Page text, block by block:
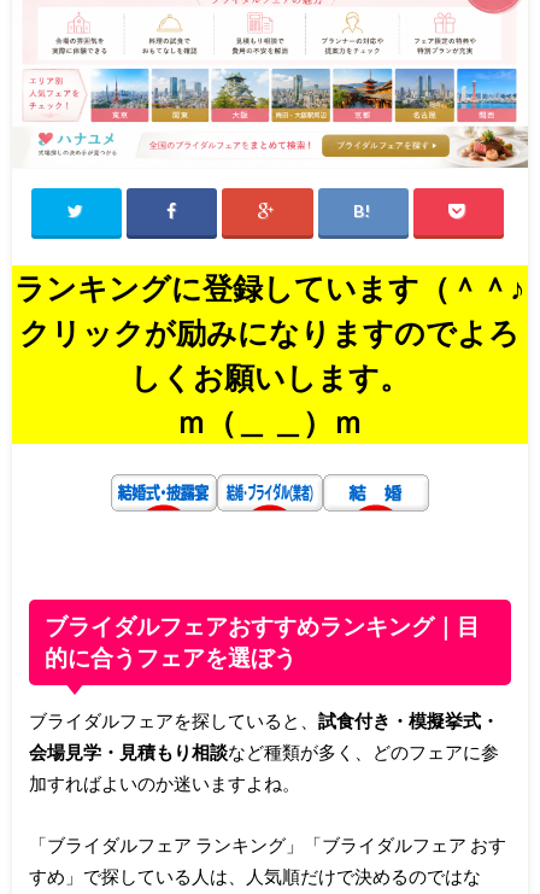
ランキングに登録しています（＾＾♪
クリックが励みになりますのでよろ
しくお願いします。
ｍ（＿ ＿）ｍ
ブライダルフェアおすすめランキング｜目
的に合うフェアを選ぼう
ブライダルフェアを探していると、 試食付き・模擬挙式・
会場見学・見積もり相談など種類が多く、どのフェアに参
加すればよいのか迷いますよね。
「ブライダルフェア ランキング」「ブライダルフェア おす
すめ」で探している人は、人気順だけで決めるのではな